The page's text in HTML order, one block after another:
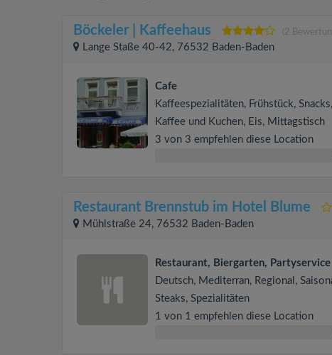
Böckeler | Kaffeehaus (2
Lange Staße 40-42, 76532 Baden-Baden
Cafe
Kaffeespezialitäten, Frühstück, Snacks,
Kaffee und Kuchen, Eis, Mittagstisch
3 von 3 empfehlen diese Location
Restaurant Brennstub im Hotel Blume
Mühlstraße 24, 76532 Baden-Baden
Restaurant, Biergarten, Partyservice
Deutsch, Mediterran, Regional,
Steaks, Spezialitäten
1 von 1 empfehlen diese Location